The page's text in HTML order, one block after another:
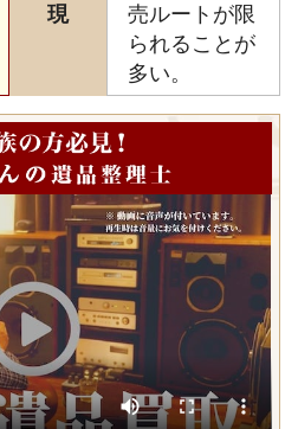
現
売ルートが限
られることが
多い。